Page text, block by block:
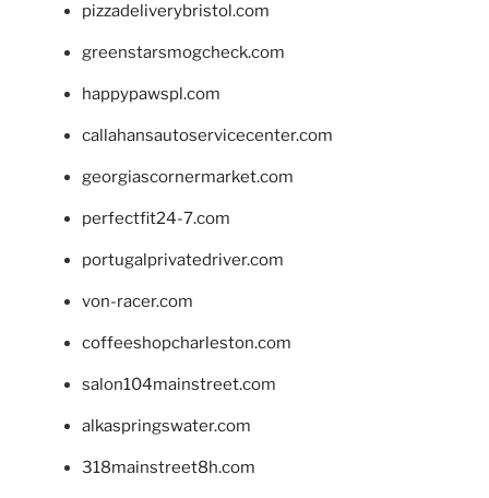
pizzadeliverybristol.com
greenstarsmogcheck.com
happypawspl.com
callahansautoservicecenter.com
georgiascornermarket.com
perfectfit24-7.com
portugalprivatedriver.com
von-racer.com
coffeeshopcharleston.com
salon104mainstreet.com
alkaspringswater.com
318mainstreet8h.com